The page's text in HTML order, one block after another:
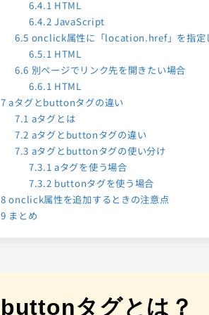
6.4.1 HTML
6.4.2 JavaScript
6.5 onclick属性に「location.href」を指定
6.5.1 HTML
6.6 別ページでリンク先を開きたい場合
6.6.1 HTML
7 aタグとbuttonタグの違い
7.1 aタグとは
7.2 aタグとbuttonタグの違い
7.3 aタグとbuttonタグの使い分け
7.3.1 aタグを使う場合
7.3.2 buttonタグを使う場合
8 onclick属性を追加するときの注意点
9 まとめ
buttonタグとは？